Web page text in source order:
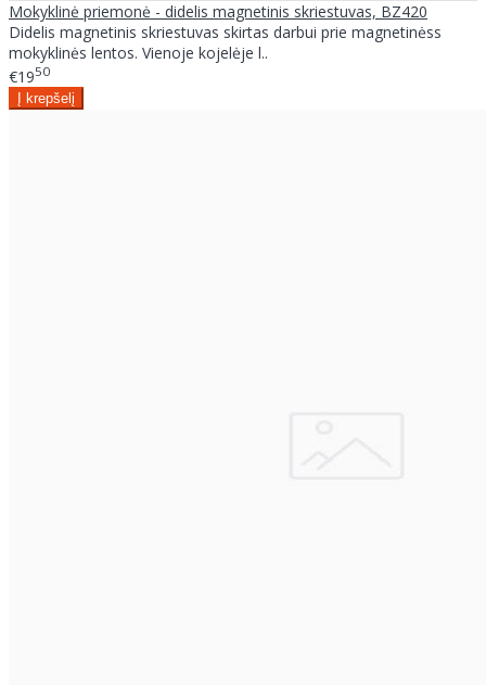
Mokyklinė priemonė - didelis magnetinis skriestuvas, BZ420
Didelis magnetinis skriestuvas skirtas darbui prie magnetinėss
mokyklinės lentos. Vienoje kojelėje l..
€1950